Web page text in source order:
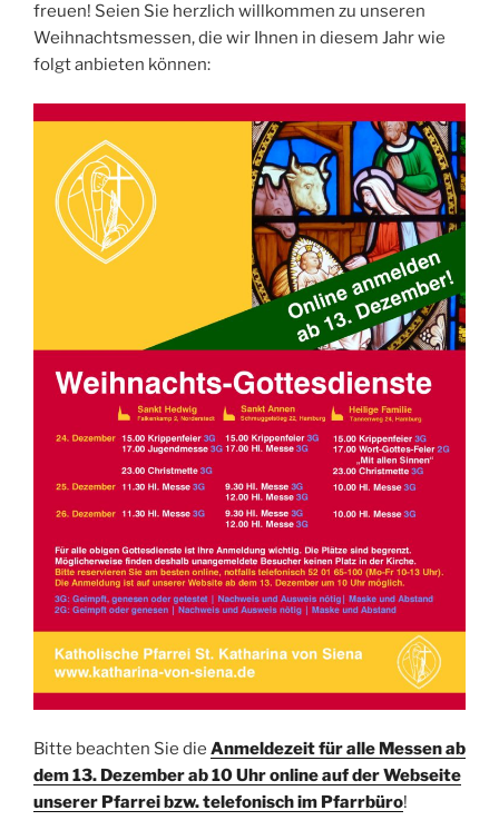
freuen! Seien Sie herzlich willkommen zu unseren
Weihnachtsmessen, die wir Ihnen in diesem Jahr wie
folgt anbieten können:
Bitte beachten Sie die Anmeldezeit für alle Messen ab
dem 13. Dezemberab10Uhronline auf der Webseite
unserer Pfarrei bzw. telefonisch im Pfarrbüro!